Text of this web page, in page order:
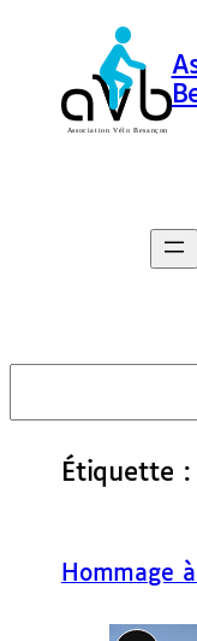
c
Étiquette :
Hommage à